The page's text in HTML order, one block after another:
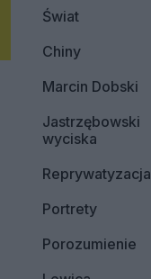
Świat
Chiny
Marcin Dobski
Jastrzębowski
wyciska
Reprywatyzacja
Portrety
Porozumienie